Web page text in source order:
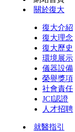
關於復大
復大介紹
復大理念
復大歷史
環境展示
儀器設備
榮譽獎項
社會責任
JCI認證
人才招聘
就醫指引